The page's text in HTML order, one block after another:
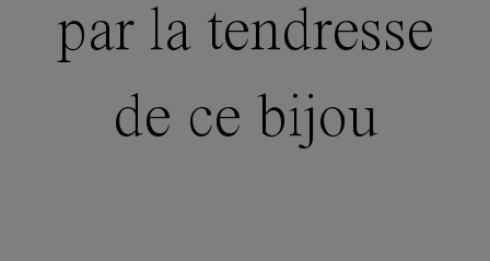
par la tendresse
de ce bijou